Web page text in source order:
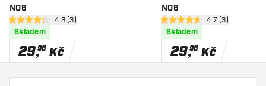
NO6
otevřít panel recenzí
4.3 hodnoticí hvězdičky
4.3 (3)
Skladem
29,98 Kč
NO6
otevřít panel
4.7 hodnoticí hvězdičky
4.7 (3)
Skladem
29,98 Kč